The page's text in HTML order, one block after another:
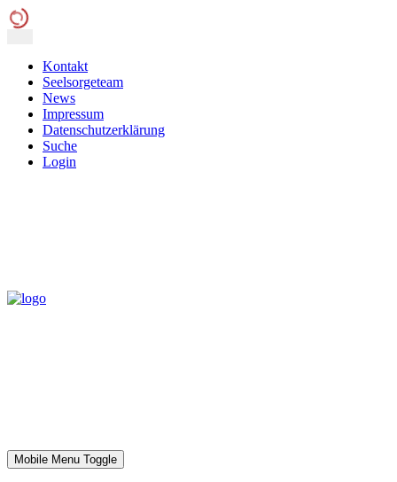
Kontakt
Seelsorgeteam
News
Impressum
Datenschutzerklärung
Suche
Login
Mobile Menu Toggle